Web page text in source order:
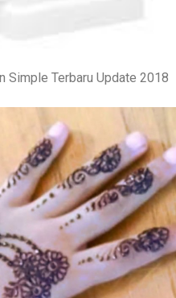
Simple Terbaru Update 2018